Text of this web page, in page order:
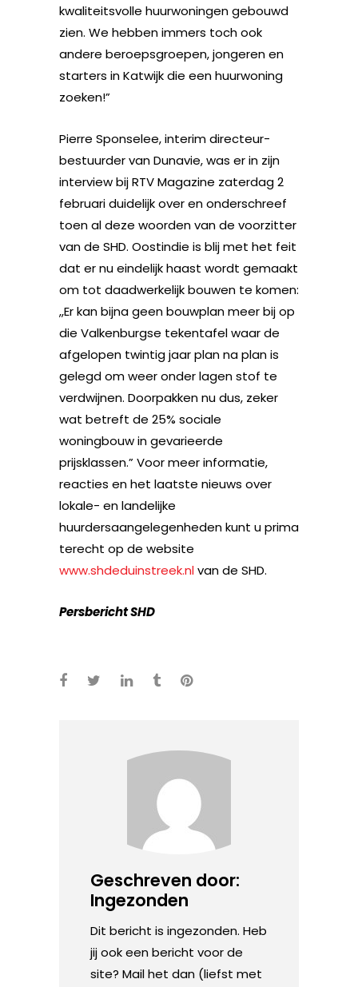
kwaliteitsvolle huurwoningen gebouwd
zien. We hebben immers toch ook
andere beroepsgroepen, jongeren en
starters in Katwijk die een huurwoning
zoeken!”
Pierre Sponselee, interim directeur-
bestuurder van Dunavie, was er in zijn
interview bij RTV Magazine zaterdag 2
februari duidelijk over en onderschreef
toen al deze woorden van de voorzitter
van de SHD. Oostindie is blij met het feit
dat er nu eindelijk haast wordt gemaakt
om tot daadwerkelijk bouwen te komen:
,,Er kan bijna geen bouwplan meer bij op
die Valkenburgse tekentafel waar de
afgelopen twintig jaar plan na plan is
gelegd om weer onder lagen stof te
verdwijnen. Doorpakken nu dus, zeker
wat betreft de 25% sociale
woningbouw in gevarieerde
prijsklassen.” Voor meer informatie,
reacties en het laatste nieuws over
lokale- en landelijke
huurdersaangelegenheden kunt u prima
terecht op de website
www.shdeduinstreek.nlvan de SHD.
Persbericht SHD
Geschreven door:
Ingezonden
Dit bericht is ingezonden. Heb
jij ook een bericht voor de
site? Mail het dan (liefst met